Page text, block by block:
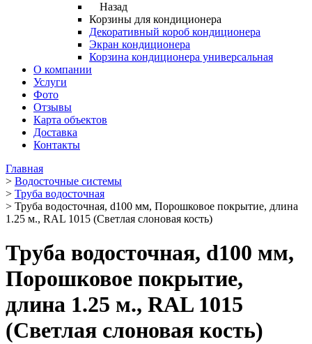
Назад
Корзины для кондиционера
Декоративный короб кондиционера
Экран кондиционера
Корзина кондиционера универсальная
О компании
Услуги
Фото
Отзывы
Карта объектов
Доставка
Контакты
Главная
> Водосточные системы
> Труба водосточная
> Труба водосточная, d100 мм, Порошковое покрытие, длина
1.25 м., RAL 1015 (Светлая слоновая кость)
Труба водосточная, d100 мм,
Порошковое покрытие,
длина 1.25 м., RAL 1015
(Светлая слоновая кость)